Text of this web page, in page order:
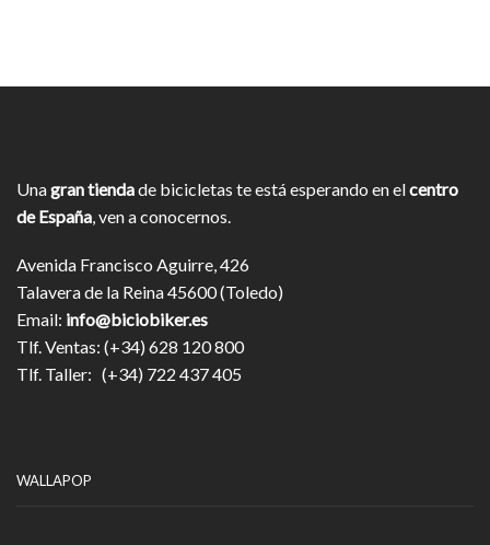
Unagran tiendade bicicletas te está esperando en elcentro
de España, ven a conocernos.
Avenida Francisco Aguirre, 426
Talavera de la Reina 45600 (Toledo)
Email: info@biciobiker.es
Tlf. Ventas: (+34) 628 120 800
Tlf. Taller: (+34) 722 437 405
WALLAPOP